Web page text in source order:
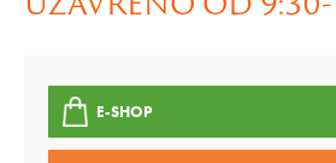
E-SHOP